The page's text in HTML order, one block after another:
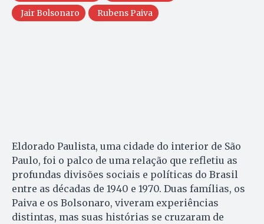
Jair Bolsonaro
Rubens Paiva
Eldorado Paulista, uma cidade do interior de São
Paulo, foi o palco de uma relação que refletiu as
profundas divisões sociais e políticas do Brasil
entre as décadas de 1940 e 1970. Duas famílias, os
Paiva e os Bolsonaro, viveram experiências
distintas, mas suas histórias se cruzaram de